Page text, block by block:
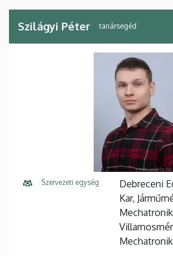
Szilágyi Péter tanársegéd
Szervezeti egység
Debreceni
Kar,